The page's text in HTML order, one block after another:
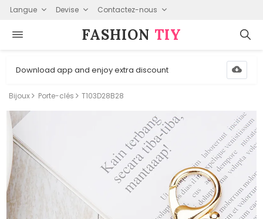
Langue Devise Contactez-nous
FASHION⁠ TIY
Download app and enjoy extra discount
Bijoux Porte-clés T103D28B28